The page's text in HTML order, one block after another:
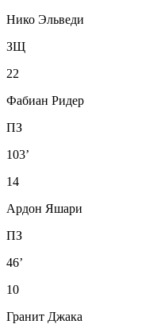
Нико Эльведи
ЗЩ
22
Фабиан Ридер
ПЗ
103’
14
Ардон Яшари
ПЗ
46’
10
Гранит Джака